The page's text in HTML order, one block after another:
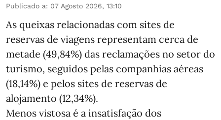
Publicado a: 07 Agosto 2026, 13:10
As queixas relacionadas com sites de
reservas de viagens representam cerca de
metade (49,84%) das reclamações no setor do
turismo, seguidos pelas companhias aéreas
(18,14%) e pelos sites de reservas de
alojamento (12,34%).
Menos vistosa é a insatisfação dos